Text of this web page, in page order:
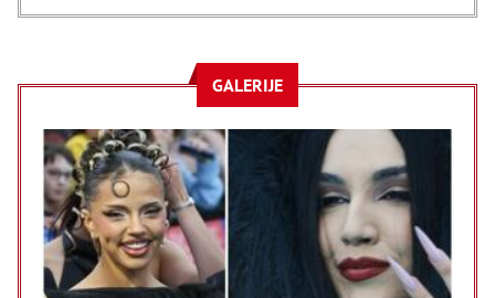
GALERIJE